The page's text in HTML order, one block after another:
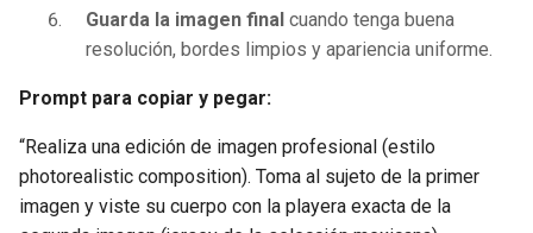
Guarda la imagen final cuando tenga buena
resolución, bordes limpios y apariencia uniforme.
Prompt para copiar y pegar:
“Realiza una edición de imagen profesional (estilo
photorealistic composition). Toma al sujeto de la primer
imagen y viste su cuerpo con la playera exacta de la